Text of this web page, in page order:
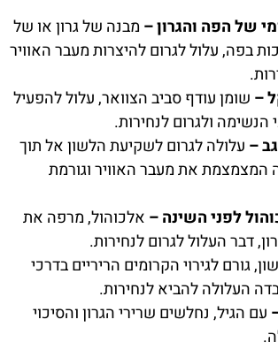
של הפה והגרון – מבנה של גרון או של
בפה, עלול לגרום להיצרות מעבר האוויר
– שומן עודף סביב הצוואר, עלול להפעיל
הנשימה ולגרום לנחירות.
– עלולה לגרום לשקיעת הלשון אל תוך
המצמצמת את מעבר האוויר וגורמת
לפני השינה – אלכוהול, מרפה את
דבר העלול לגרום לנחירות.
גורם לגירוי הקרומים הריריים בדרכי
העלולה להביא לנחירות.
עם הגיל, נחלשים שרירי הגרון והסיכוי